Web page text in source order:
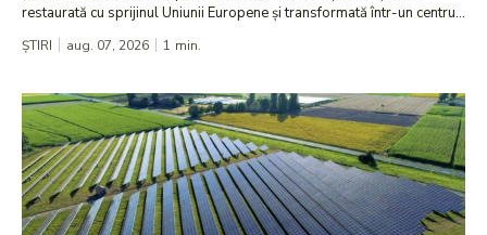
restaurată cu sprijinul Uniunii Europene și transformată într-un centru...
ȘTIRI aug. 07, 2026 1 min.